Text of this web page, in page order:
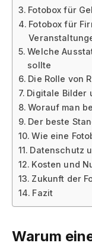
Fotobox für
Fotobox für
Welche
sollte
Die Rolle von
Digitale Bilder
Worauf man
Der beste
Wie eine
Datenschutz
Kosten und
Zukunft der
Fazit
Warum